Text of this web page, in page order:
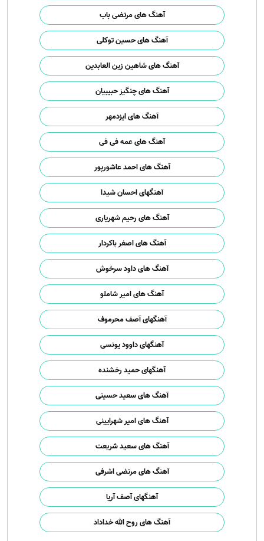
آهنگ های مرتضی باب
آهنگ های حسین توکلی
آهنگ های شاهین زین العابدین
آهنگ های چنگیز حبیبیان
آهنگ های ایزدمهر
آهنگ های عمه فی فی
آهنگ های احمد عاشورپور
آهنگهای احسان شیدا
آهنگ های رحیم شهریاری
آهنگ های اصغر باکردار
آهنگ های داود سرخوش
آهنگ های امیر شاملو
آهنگهای آصف محرموف
آهنگهای داوود یونسی
آهنگهای حمید رخشنده
آهنگ های سعید حسینی
آهنگ های امیر شهرایینی
آهنگ های سعید شریعت
آهنگ های مرتضی اشرفی
آهنگهای آصف آریا
آهنگ های روح الله خداداد